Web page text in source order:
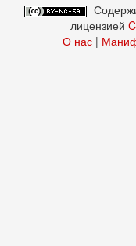
лицензией
О нас|